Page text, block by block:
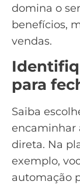
domina o
benefícios,
vendas.
para
Saiba
encaminhar
direta. Na
exemplo,
automação